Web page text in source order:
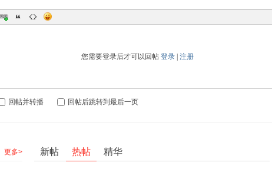
您需要登录后才可以回帖 登录 注册
回帖并转播 回帖后跳转到最后一页
更多> 新帖 热帖 精华